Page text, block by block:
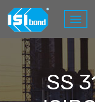
SS